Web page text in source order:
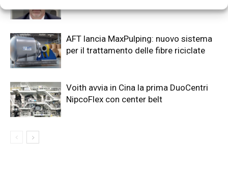
AFT lancia MaxPulping: nuovo sistema
per il trattamento delle fibre riciclate
Voith avvia in Cina la prima DuoCentri
NipcoFlex con center belt